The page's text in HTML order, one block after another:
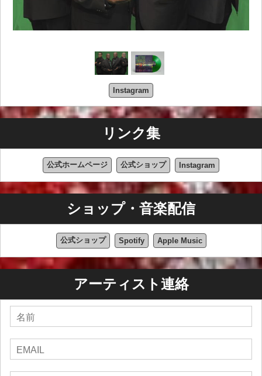
Instagram
リンク集
公式ホームページ 公式ショップ Instagram
ショップ・音楽配信
公式ショップ Spotify Apple Music
アーティスト連絡